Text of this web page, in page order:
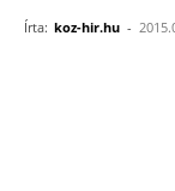
Írta: koz-hir.hu -